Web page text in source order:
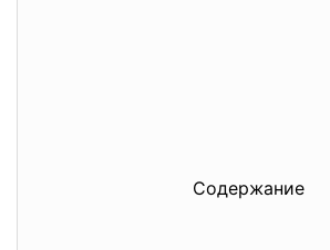
Содержание